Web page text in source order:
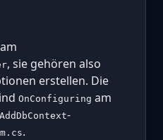
, sie gehören also
erstellen. Die
OnConfiguring am
AddDbContext-
.